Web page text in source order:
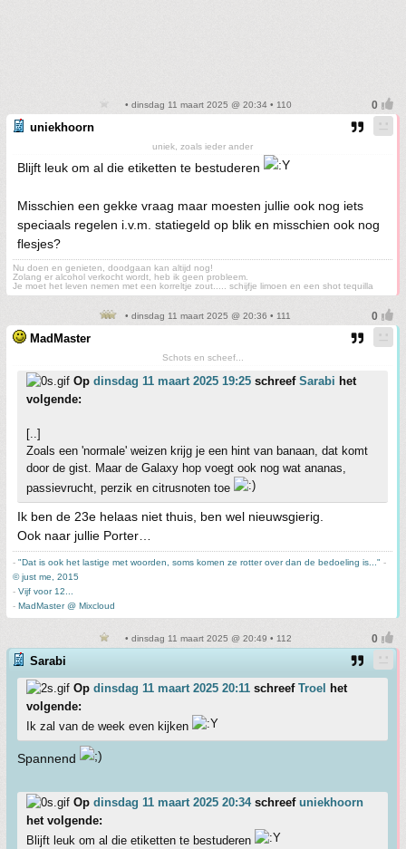
• dinsdag 11 maart 2025 @ 20:34 • 110
uniekhoorn
uniek, zoals ieder ander
Blijft leuk om al die etiketten te bestuderen
Misschien een gekke vraag maar moesten jullie ook nog iets
speciaals regelen i.v.m. statiegeld op blik en misschien ook nog
flesjes?
Nu doen en genieten, doodgaan kan altijd nog!
Zolang er alcohol verkocht wordt, heb ik geen probleem.
Je moet het leven nemen met een korreltje zout..... schijfje limoen en een shot tequilla
• dinsdag 11 maart 2025 @ 20:36 • 111
MadMaster
Schots en scheef...
Op dinsdag 11 maart 2025 19:25 schreef Sarabi het
volgende:
[..]
Zoals een 'normale' weizen krijg je een hint van banaan, dat komt
door de gist. Maar de Galaxy hop voegt ook nog wat ananas,
passievrucht, perzik en citrusnoten toe
Ik ben de 23e helaas niet thuis, ben wel nieuwsgierig.
Ook naar jullie Porter…
- "Dat is ook het lastige met woorden, soms komen ze rotter over dan de bedoeling is..." -
© just me, 2015
- Vijf voor 12...
- MadMaster @ Mixcloud
• dinsdag 11 maart 2025 @ 20:49 • 112
Sarabi
Op dinsdag 11 maart 2025 20:11 schreef Troel
het
volgende:
Ik zal van de week even kijken
Spannend
Op dinsdag 11 maart 2025 20:34schreef uniekhoorn
het volgende:
Blijft leuk om al die etiketten te bestuderen